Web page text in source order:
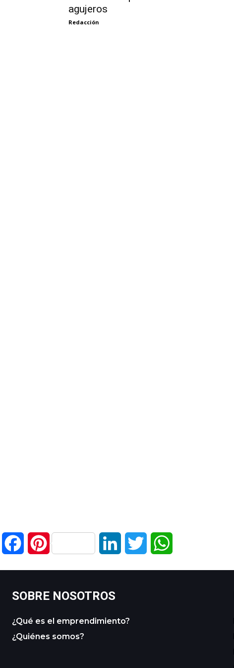
agujeros
Redacción
FacebookPinterest LinkedIn Twitter
SOBRE NOSOTROS
¿Qué es el emprendimiento?
¿Quiénes somos?